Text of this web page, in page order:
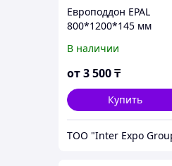
Европоддон EPAL
800*1200*145 мм
фумигированный
В наличии
от3 500₸
Купить
ТОО "Inter Expo